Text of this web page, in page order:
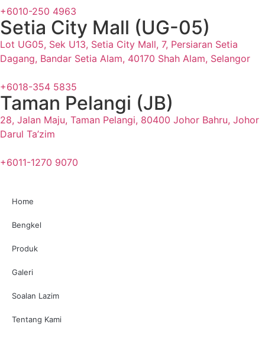
+6010-250 4963
Setia City Mall (UG-05)
Lot UG05, Sek U13, Setia City Mall, 7, Persiaran Setia
Dagang, Bandar Setia Alam, 40170 Shah Alam, Selangor
+6018-354 5835
Taman Pelangi (JB)
28, Jalan Maju, Taman Pelangi, 80400 Johor Bahru, Johor
Darul Ta’zim
+6011-1270 9070
Home
Bengkel
Produk
Galeri
Soalan Lazim
Tentang Kami